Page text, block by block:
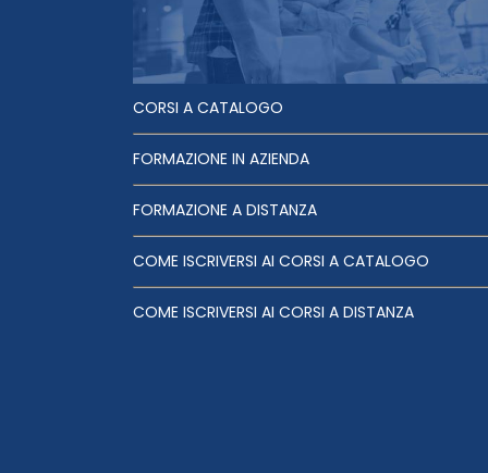
CORSI A CATALOGO
FORMAZIONE IN AZIENDA
FORMAZIONE A DISTANZA
COME ISCRIVERSI AI CORSI A CATALOGO
COME ISCRIVERSI AI CORSI A DISTANZA